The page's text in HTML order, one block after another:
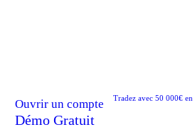
Ouvrir un compte
Démo Gratuit
Tradez avec 50 000€